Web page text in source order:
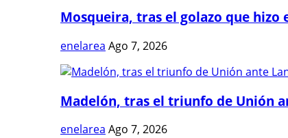
Mosqueira, tras el golazo que hizo
enelarea Ago 7, 2026
Madelón, tras el triunfo de Unión
enelarea Ago 7, 2026